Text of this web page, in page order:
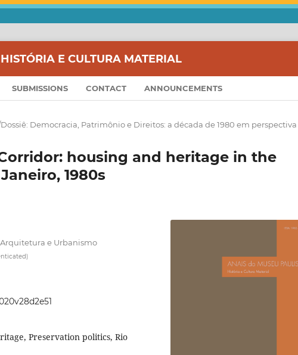
E CULTURA MATERIAL
SUBMISSIONS CONTACT ANNOUNCEMENTS
Dossiê: Democracia, Patrimônio e Direitos: a década de 1980 em perspectiva
housing and heritage in the
1980s
e Urbanismo
Preservation politics, Rio